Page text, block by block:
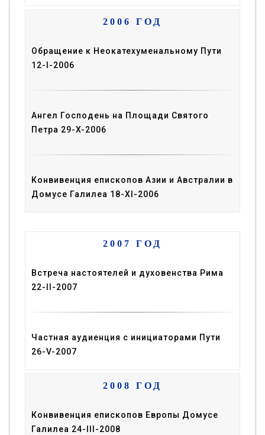
2006 ГОД
Обращение к Неокатехуменальному Пути
12-I-2006
Ангел Господень на Площади Святого
Петра 29-X-2006
Конвивенция епископов Азии и Австралии в
Домусе Галилеа 18-XI-2006
2007 ГОД
Встреча настоятелей и духовенства Рима
22-II-2007
Частная аудиенция с инициаторами Пути
26-V-2007
2008 ГОД
Конвивенция епископов Европы Домусе
Галилеа 24-III-2008